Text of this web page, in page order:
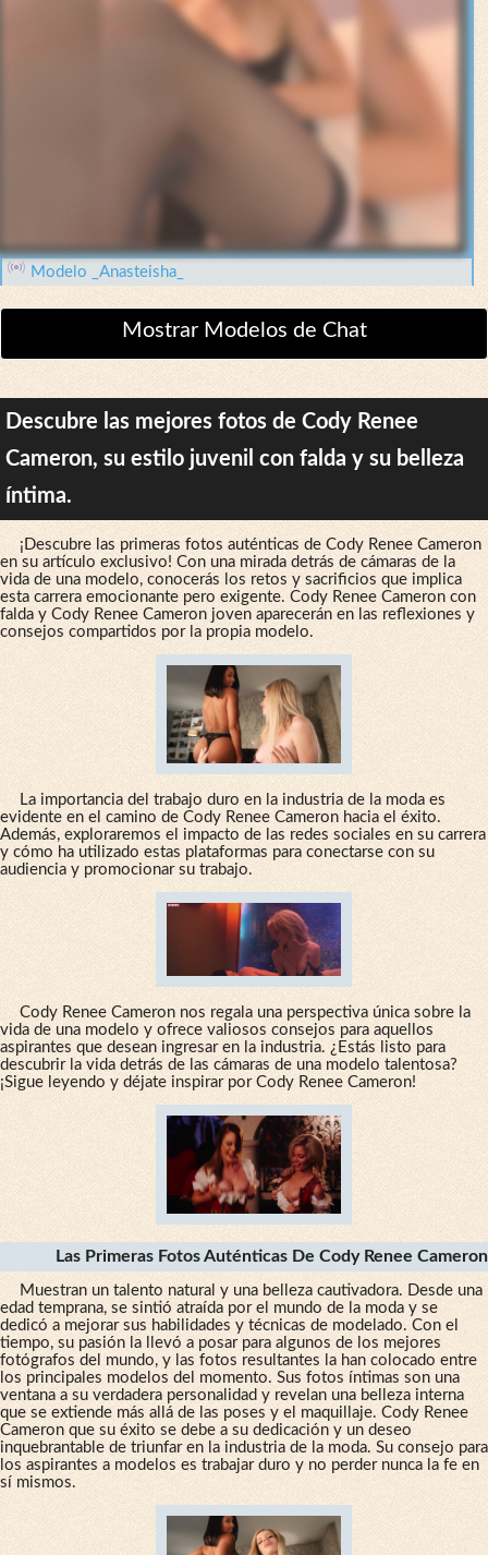
Modelo _Anasteisha_
Mostrar Modelos de Chat
Descubre las mejores fotos de Cody Renee
Cameron, su estilo juvenil con falda y su belleza
íntima.
¡Descubre las primeras fotos auténticas de Cody Renee Cameron
en su artículo exclusivo! Con una mirada detrás de cámaras de la
vida de una modelo, conocerás los retos y sacrificios que implica
esta carrera emocionante pero exigente. Cody Renee Cameron con
falda y Cody Renee Cameron joven aparecerán en las reflexiones y
consejos compartidos por la propia modelo.
La importancia del trabajo duro en la industria de la moda es
evidente en el camino de Cody Renee Cameron hacia el éxito.
Además, exploraremos el impacto de las redes sociales en su carrera
y cómo ha utilizado estas plataformas para conectarse con su
audiencia y promocionar su trabajo.
Cody Renee Cameron nos regala una perspectiva única sobre la
vida de una modelo y ofrece valiosos consejos para aquellos
aspirantes que desean ingresar en la industria. ¿Estás listo para
descubrir la vida detrás de las cámaras de una modelo talentosa?
¡Sigue leyendo y déjate inspirar por Cody Renee Cameron!
Las Primeras Fotos Auténticas De Cody Renee Cameron
Muestran un talento natural y una belleza cautivadora. Desde una
edad temprana, se sintió atraída por el mundo de la moda y se
dedicó a mejorar sus habilidades y técnicas de modelado. Con el
tiempo, su pasión la llevó a posar para algunos de los mejores
fotógrafos del mundo, y las fotos resultantes la han colocado entre
los principales modelos del momento. Sus fotos íntimas son una
ventana a su verdadera personalidad y revelan una belleza interna
que se extiende más allá de las poses y el maquillaje. Cody Renee
Cameron que su éxito se debe a su dedicación y un deseo
inquebrantable de triunfar en la industria de la moda. Su consejo para
los aspirantes a modelos es trabajar duro y no perder nunca la fe en
sí mismos.